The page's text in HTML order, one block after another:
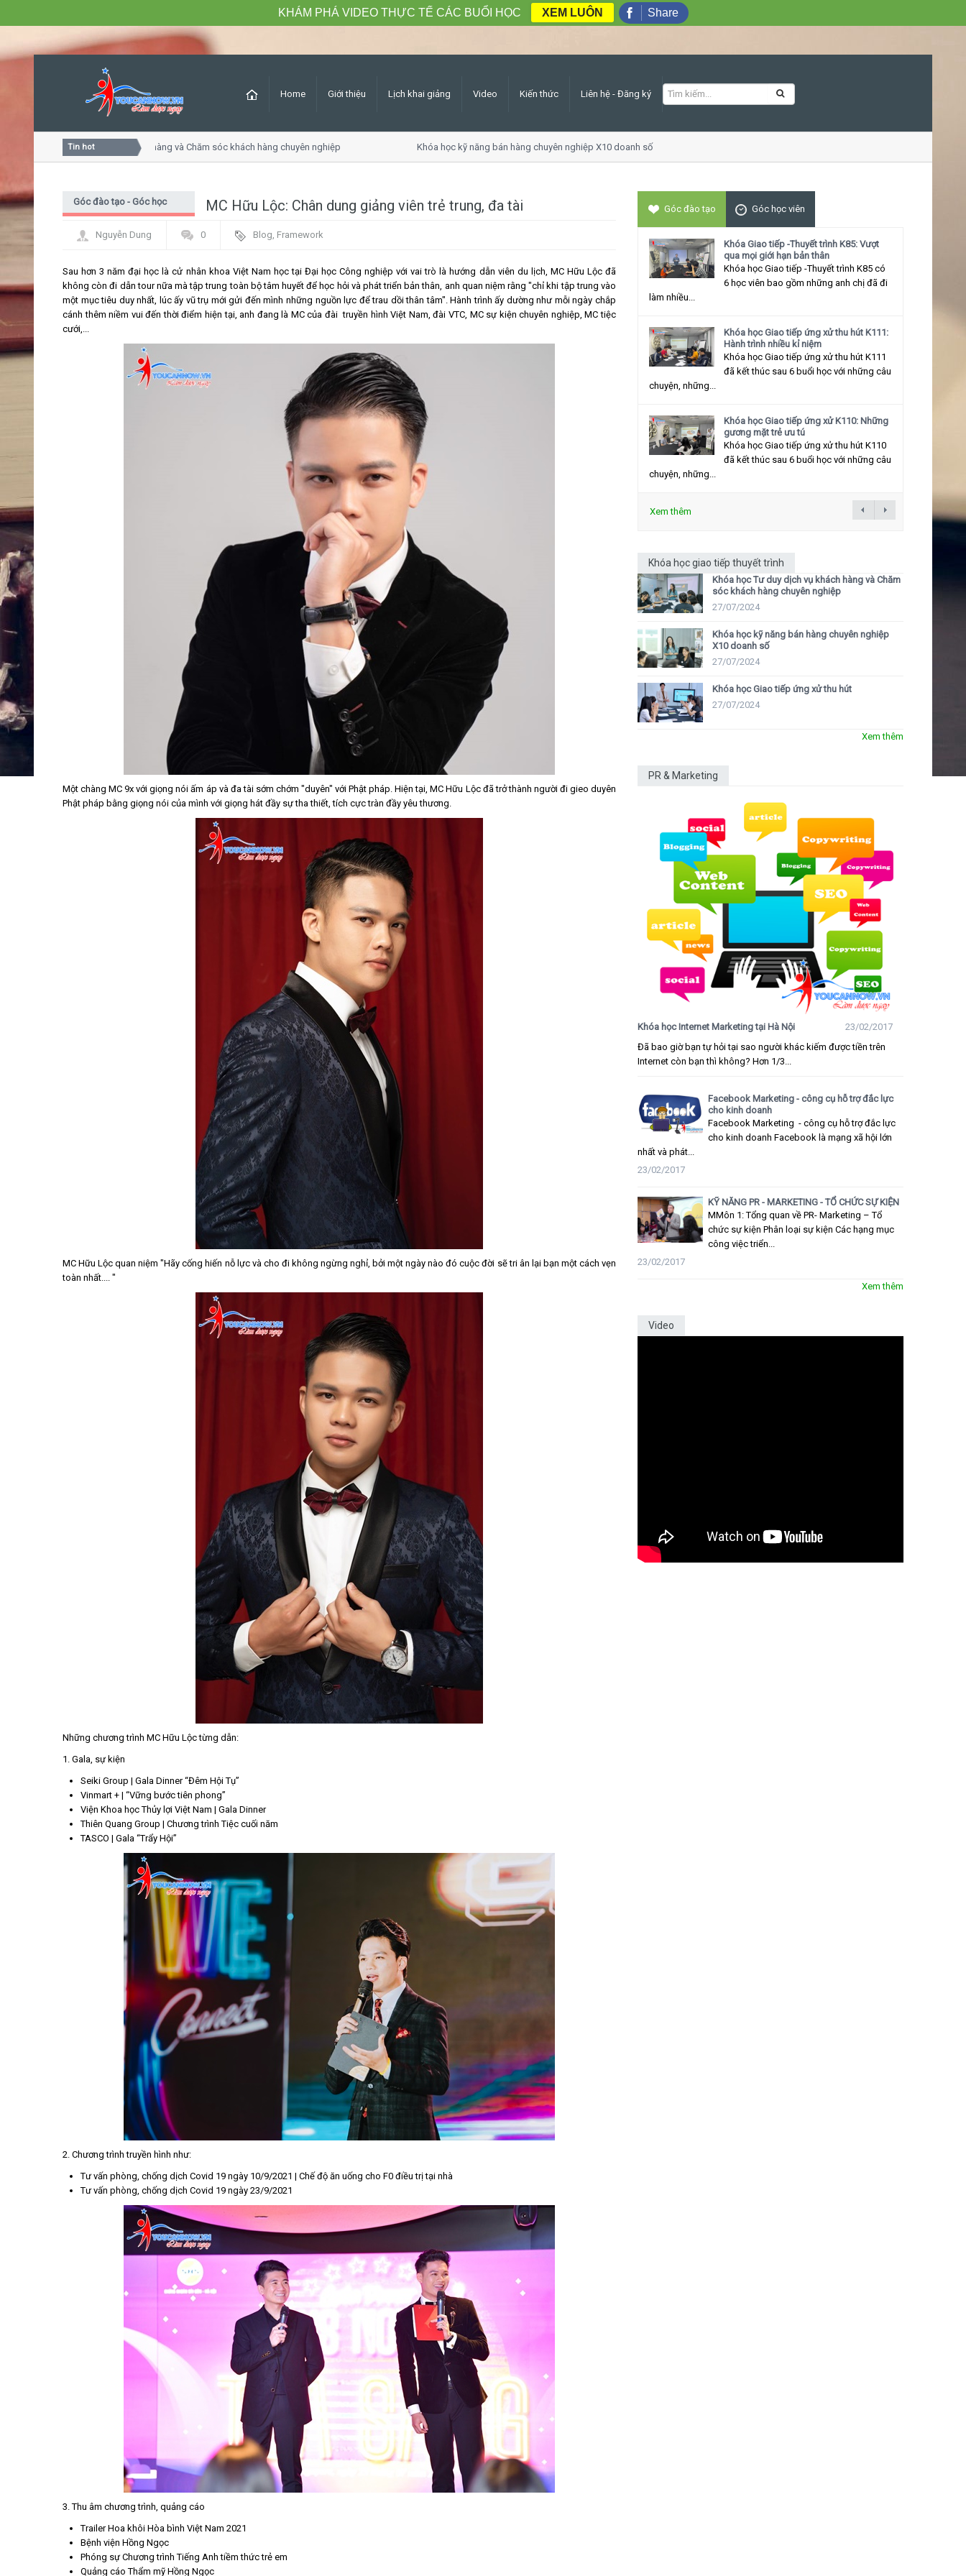
Home Giới thiệu Lịch khai giảng Video Kiến thức Liên hệ - Đăng ký
Tin hot
Khóa học Tư duy dịch vụ khách hàng và Chăm sóc khách hàng chuyên nghiệp Khóa học kỹ năng bán hàng chuyên nghiệp X10 doanh số
MC Hữu Lộc: Chân dung giảng viên trẻ trung, đa tài
Góc đào tạo - Góc học
Nguyễn Dung
0 Blog, Framework
Sau hơn 3 năm đại học là cử nhân khoa Việt Nam học tại Đại học Công nghiệp với vai trò là hướng dẫn viên du lịch, MC Hữu Lộc đã
không còn đi dẫn tour nữa mà tập trung toàn bộ tâm huyết để học hỏi và phát triển bản thân, anh quan niệm rằng "chỉ khi tập trung vào
một mục tiêu duy nhất, lúc ấy vũ trụ mới gửi đến mình những nguồn lực để trau dồi thân tâm". Hành trình ấy dường như mỗi ngày chắp
cánh thêm niềm vui đến thời điểm hiện tại, anh đang là MC của đài truyền hình Việt Nam, đài VTC, MC sự kiện chuyên nghiệp, MC tiệc
cưới,...
Một chàng MC 9x với giọng nói ấm áp và đa tài sớm chớm "duyên" với Phật pháp. Hiện tại, MC Hữu Lộc đã trở thành người đi gieo duyên
Phật pháp bằng giọng nói của mình với giọng hát đầy sự tha thiết, tích cực tràn đầy yêu thương.
MC Hữu Lộc quan niệm "Hãy cống hiến nỗ lực và cho đi không ngừng nghỉ, bởi một ngày nào đó cuộc đời sẽ tri ân lại bạn một cách vẹn
toàn nhất.... "
Những chương trình MC Hữu Lộc từng dẫn:
1. Gala, sự kiện
Seiki Group | Gala Dinner “Đêm Hội Tụ”
Vinmart + | “Vững bước tiên phong”
Viện Khoa học Thủy lợi Việt Nam | Gala Dinner
Thiên Quang Group | Chương trình Tiệc cuối năm
TASCO | Gala “Trẩy Hội”
2. Chương trình truyền hình như:
Tư vấn phòng, chống dịch Covid 19 ngày 10/9/2021 | Chế độ ăn uống cho F0 điều trị tại nhà
Tư vấn phòng, chống dịch Covid 19 ngày 23/9/2021
3. Thu âm chương trình, quảng cáo
Trailer Hoa khôi Hòa bình Việt Nam 2021
Bệnh viện Hồng Ngọc
Phóng sự Chương trình Tiếng Anh tiềm thức trẻ em
Quảng cáo Thẩm mỹ Hồng Ngọc
Góc đào tạo Góc học viên
Khóa Giao tiếp -Thuyết trình K85: Vượt
qua mọi giới hạn bản thân
Khóa học Giao tiếp -Thuyết trình K85 có
6 học viên bao gồm những anh chị đã đi
làm nhiều...
Khóa học Giao tiếp ứng xử thu hút K111:
Hành trình nhiều kỉ niệm
Khóa học Giao tiếp ứng xử thu hút K111
đã kết thúc sau 6 buổi học với những câu
chuyện, những...
Khóa học Giao tiếp ứng xử K110: Những
gương mặt trẻ ưu tú
Khóa học Giao tiếp ứng xử thu hút K110
đã kết thúc sau 6 buổi học với những câu
chuyện, những...
Xem thêm
Khóa học giao tiếp thuyết trình
Khóa học Tư duy dịch vụ khách hàng và Chăm
sóc khách hàng chuyên nghiệp
27/07/2024
Khóa học kỹ năng bán hàng chuyên nghiệp
X10 doanh số
27/07/2024
Khóa học Giao tiếp ứng xử thu hút
27/07/2024
Xem thêm
PR & Marketing
Khóa học Internet Marketing tại Hà Nội
23/02/2017
Đã bao giờ bạn tự hỏi tại sao người khác kiếm được tiền trên
Internet còn bạn thì không? Hơn 1/3...
Facebook Marketing - công cụ hỗ trợ đắc lực
cho kinh doanh
Facebook Marketing - công cụ hỗ trợ đắc lực
cho kinh doanh Facebook là mạng xã hội lớn
nhất và phát...
23/02/2017
KỸ NĂNG PR - MARKETING - TỔ CHỨC SỰ KIỆN
MMôn 1: Tổng quan về PR- Marketing – Tổ
chức sự kiện Phân loại sự kiện Các hạng mục
công việc triển...
23/02/2017
Xem thêm
Video
KHÁM PHÁ VIDEO THỰC TẾ CÁC BUỔI HỌC XEM LUÔN Share